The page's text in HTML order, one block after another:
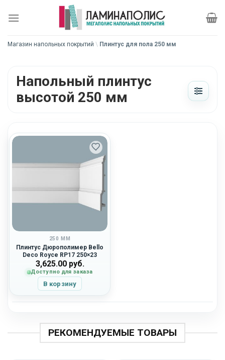
Магазин напольных покрытий \ Плинтус для пола 250 мм
Напольный плинтус
высотой 250 мм
250 ММ
Плинтус Дюрополимер Bello
Deco Royce RP17 250×23
3,625.00руб.
Доступно для заказа
В корзину
РЕКОМЕНДУЕМЫЕ ТОВАРЫ